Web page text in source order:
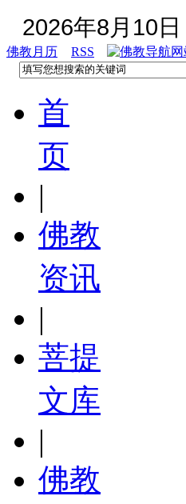
2026年8月10
佛教月历 RSS
首
页
|
佛教
资讯
|
菩提
文库
|
佛教